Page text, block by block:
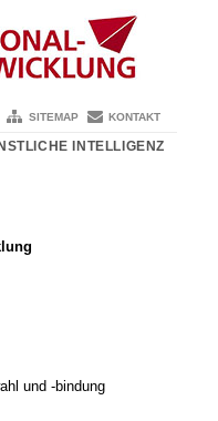
SITEMAP KONTAKT
INTELLIGENZ
und -bindung